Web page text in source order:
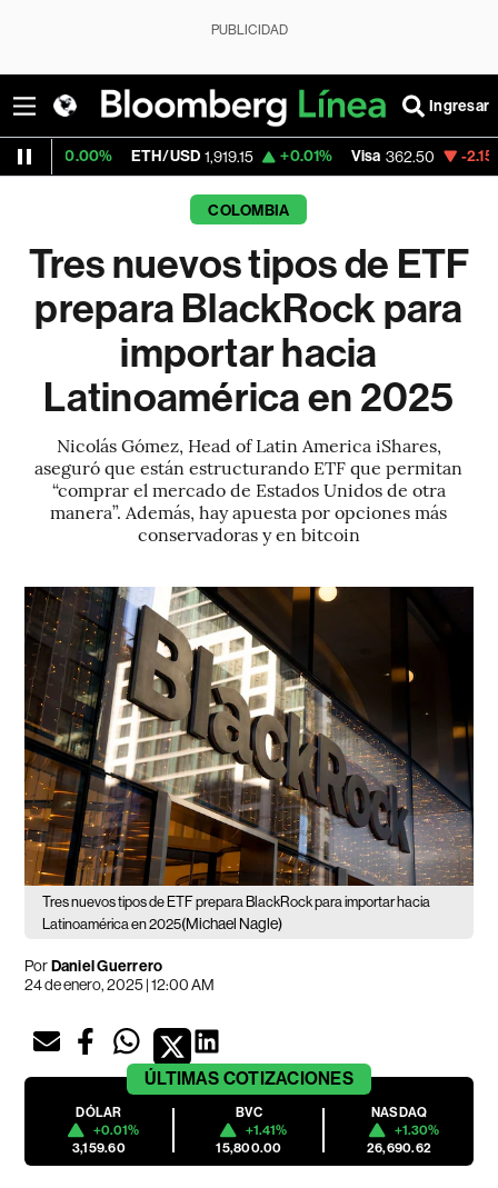
PUBLICIDAD
Ingresar
ETH/USD 1,919.15 +0.01% Visa 362.50 -2.15%
COLOMBIA
Tres nuevos tipos de ETF
prepara BlackRock para
importar hacia
Latinoamérica en 2025
Nicolás Gómez, Head of Latin America iShares,
aseguró que están estructurando ETF que permitan
“comprar el mercado de Estados Unidos de otra
manera”. Además, hay apuesta por opciones más
conservadoras y en bitcoin
Tres nuevos tipos de ETF prepara BlackRock para importar hacia
Latinoamérica en 2025(Michael Nagle)
PorDaniel Guerrero
24 de enero, 2025 | 12:00 AM
ÚLTIMAS COTIZACIONES
DÓLAR
+0.01%
3,159.60
BVC
+1.41%
15,800.00
NASDAQ
+1.30%
26,690.62